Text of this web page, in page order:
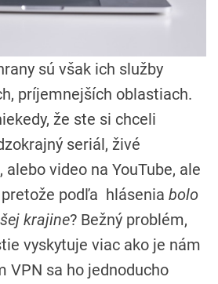
sú však ich služby
príjemnejších oblastiach.
že ste si chceli
seriál, živé
alebo video na YouTube, ale
podľa hlásenia bolo
krajine? Bežný problém,
vyskytuje viac ako je nám
VPN sa ho jednoducho